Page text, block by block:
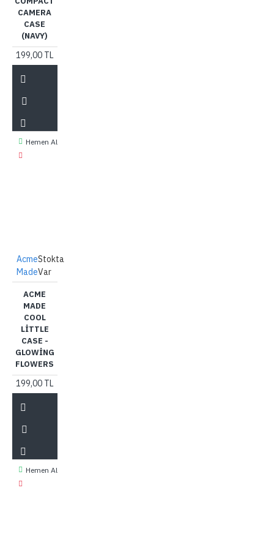
CAMERA
CASE
(NAVY)
199,00 TL
Hemen Al
Acme
Made
Stokta
Var
ACME
MADE
COOL
LITTLE
CASE -
GLOWING
FLOWERS
199,00 TL
Hemen Al